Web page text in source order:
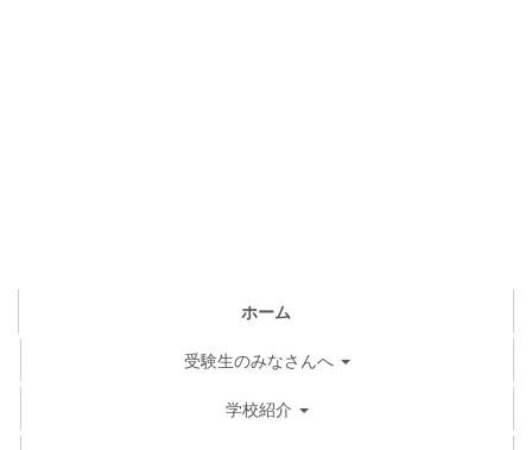
ホーム
受験生のみなさんへ
学校紹介